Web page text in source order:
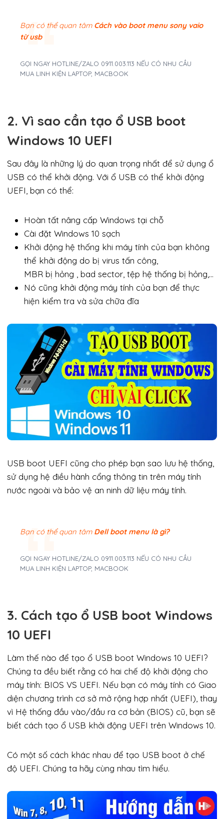
Bạn có thể quan tâm Cách vào boot menu sony vaio
từ usb
GỌI NGAY HOTLINE/ZALO 0911.003.113 NẾU CÓ NHU CẦU
MUA LINH KIỆN LAPTOP, MACBOOK
2. Vì sao cần tạo ổ USB boot
Windows 10 UEFI
Sau đây là những lý do quan trọng nhất để sử dụng ổ
USB có thể khởi động. Với ổ USB có thể khởi động
UEFI, bạn có thể:
Hoàn tất nâng cấp Windows tại chỗ
Cài đặt Windows 10 sạch
Khởi động hệ thống khi máy tính của bạn không
thể khởi động do bị virus tấn công,
MBR bị hỏng , bad sector, tệp hệ thống bị hỏng,…
Nó cũng khởi động máy tính của bạn để thực
hiện kiểm tra và sửa chữa đĩa
USB boot UEFI cũng cho phép bạn sao lưu hệ thống,
sử dụng hệ điều hành cổng thông tin trên máy tính
nước ngoài và bảo vệ an ninh dữ liệu máy tính.
Bạn có thể quan tâm Dell boot menu là gì?
GỌI NGAY HOTLINE/ZALO 0911.003.113 NẾU CÓ NHU CẦU
MUA LINH KIỆN LAPTOP, MACBOOK
3. Cách tạo ổ USB boot Windows
10 UEFI
Làm thế nào để tạo ổ USB boot Windows 10 UEFI?
Chúng ta đều biết rằng có hai chế độ khởi động cho
máy tính: BIOS VS UEFI. Nếu bạn có máy tính có Giao
diện chương trình cơ sở mở rộng hợp nhất (UEFI), thay
vì Hệ thống đầu vào/đầu ra cơ bản (BIOS) cũ, bạn sẽ
biết cách tạo ổ USB khởi động UEFI trên Windows 10.
Có một số cách khác nhau để tạo USB boot ở chế
độ UEFI. Chúng ta hãy cùng nhau tìm hiểu.